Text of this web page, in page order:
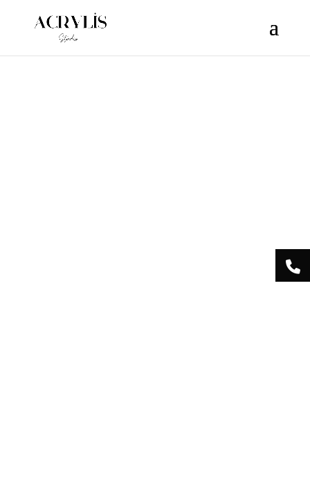
infection. * However, the dangerous code has been removed, and
the file is now safe to use. */